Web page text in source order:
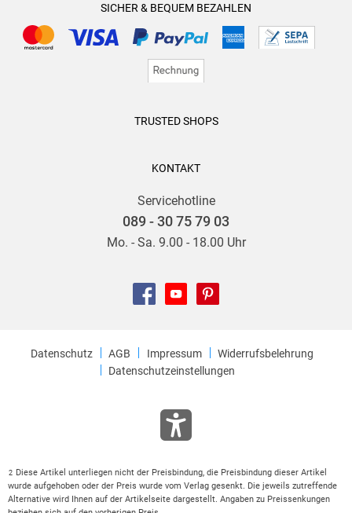
SICHER & BEQUEM BEZAHLEN
TRUSTED SHOPS
KONTAKT
Servicehotline
089 - 30 75 79 03
Mo. - Sa. 9.00 - 18.00 Uhr
Datenschutz AGB Impressum
Widerrufsbelehrung
Datenschutzeinstellungen
2
Diese Artikel unterliegen nicht der Preisbindung, die Preisbindung dieser Artikel
wurde aufgehoben oder der Preis wurde vom Verlag gesenkt. Die jeweils zutreffende
Alternative wird Ihnen auf der Artikelseite dargestellt. Angaben zu Preissenkungen